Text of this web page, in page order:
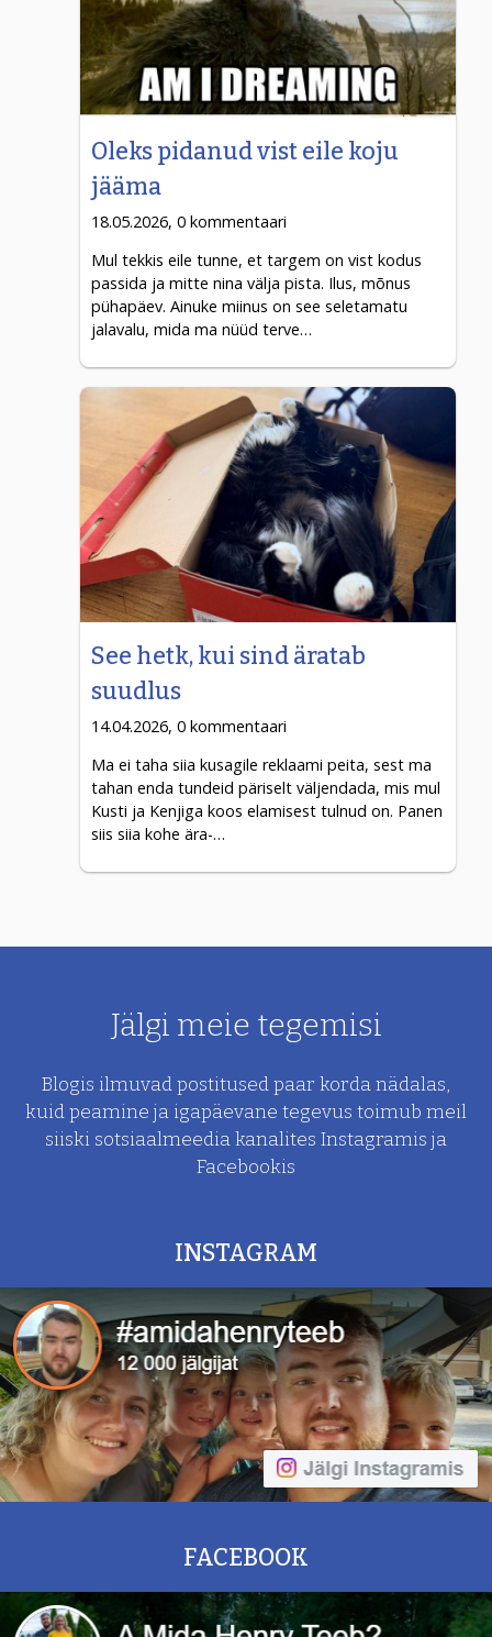
Oleks pidanud vist eile koju
jääma
18.05.2026, 0 kommentaari
Mul tekkis eile tunne, et targem on vist kodus
passida ja mitte nina välja pista. Ilus, mõnus
pühapäev. Ainuke miinus on see seletamatu
jalavalu, mida ma nüüd terve…
See hetk, kui sind äratab
suudlus
14.04.2026, 0 kommentaari
Ma ei taha siia kusagile reklaami peita, sest ma
tahan enda tundeid päriselt väljendada, mis mul
Kusti ja Kenjiga koos elamisest tulnud on. Panen
siis siia kohe ära-…
Jälgi meie tegemisi
Blogis ilmuvad postitused paar korda nädalas,
kuid peamine ja igapäevane tegevus toimub meil
siiski sotsiaalmeedia kanalites Instagramis ja
Facebookis
INSTAGRAM
FACEBOOK